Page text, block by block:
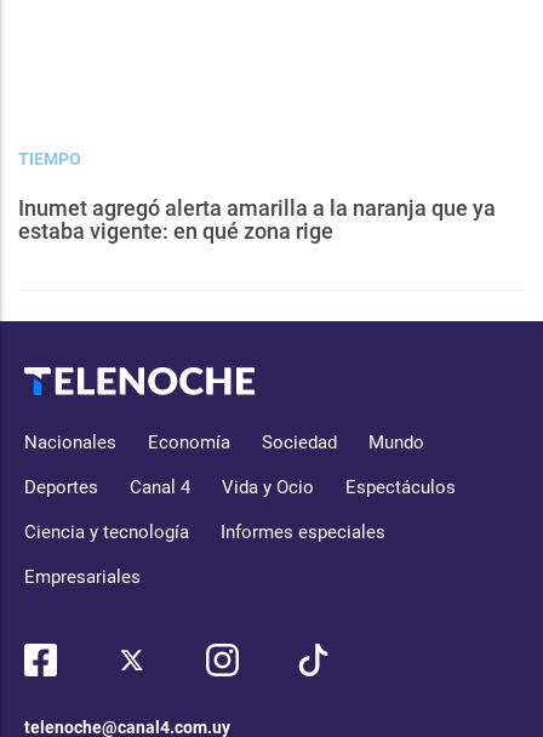
TIEMPO
Inumet agregó alerta amarilla a la naranja que ya
estaba vigente: en qué zona rige
Nacionales Economía Sociedad Mundo
Deportes Canal 4 Vida y Ocio Espectáculos
Ciencia y tecnología Informes especiales
Empresariales
telenoche@canal4.com.uy